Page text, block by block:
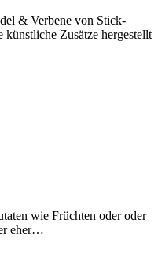
& Verbene von Stick-
Zusätze hergestellt
wie Früchten oder oder
eher…